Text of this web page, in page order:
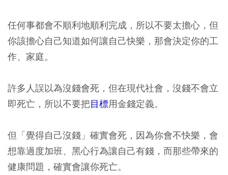
任何事都會不順利地順利完成，所以不要太擔心，但
你該擔心自己知道如何讓自己快樂，那會決定你的工
作、家庭。
許多人誤以為沒錢會死，但在現代社會，沒錢不會立
即死亡，所以不要把目標用金錢定義。
但「覺得自己沒錢」確實會死，因為你會不快樂，會
想靠過度加班、黑心行為讓自己有錢，而那些帶來的
健康問題，確實會讓你死亡。